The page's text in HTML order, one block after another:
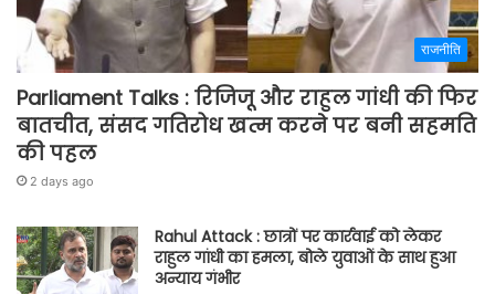
राजनीति
Parliament Talks : रिजिजू और राहुल गांधी की फिर
बातचीत, संसद गतिरोध खत्म करने पर बनी सहमति
की पहल
2 days ago
Rahul Attack : छात्रों पर कार्रवाई को लेकर
राहुल गांधी का हमला, बोले युवाओं के साथ हुआ
अन्याय गंभीर